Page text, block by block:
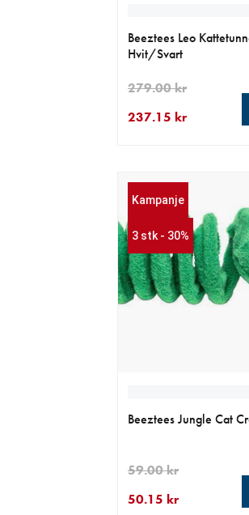
Beeztees Leo
Hvit/Svart
237.15 kr
279.00 kr
Kampanje
3 stk - 30%
Beeztees Jungle Cat
50.15 kr
59.00 kr